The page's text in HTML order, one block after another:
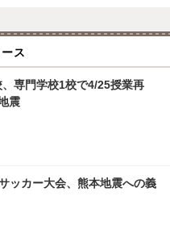
ス
専門学校1校で4/25授業再
震
ッカー大会、熊本地震への義